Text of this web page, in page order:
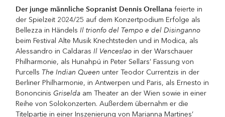
Sommer 2026
Pfingsten 2026
Abonnements
Karteninformation
Gutscheine
Der junge männliche Sopranist Dennis Orellanafeierte in
der Spielzeit 2024/25 auf dem Konzertpodium Erfolge als
Bellezza in HändelsIl trionfo del Tempo e del Disinganno
beim Festival Alte Musik Knechtsteden und in Modica, als
Alessandro in CaldarasIl Venceslao in der Warschauer
Philharmonie, als Hunahpú in Peter Sellars’ Fassung von
PurcellsThe Indian Queen unter Teodor Currentzis in der
Berliner Philharmonie, in Antwerpen und Paris, als Ernesto in
BononcinisGriselda am Theater an der Wien sowie in einer
Reihe von Solokonzerten. Außerdem übernahm er die
Titelpartie in einer Inszenierung von Marianna Martines’